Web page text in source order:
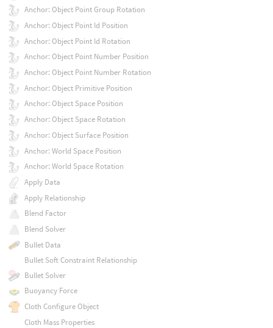
Anchor: Object Point Group Rotation
Anchor: Object Point Id Position
Anchor: Object Point Id Rotation
Anchor: Object Point Number Position
Anchor: Object Point Number Rotation
Anchor: Object Primitive Position
Anchor: Object Space Position
Anchor: Object Space Rotation
Anchor: Object Surface Position
Anchor: World Space Position
Anchor: World Space Rotation
Apply Data
Apply Relationship
Blend Factor
Blend Solver
Bullet Data
Bullet Soft Constraint Relationship
Bullet Solver
Buoyancy Force
Cloth Configure Object
Cloth Mass Properties